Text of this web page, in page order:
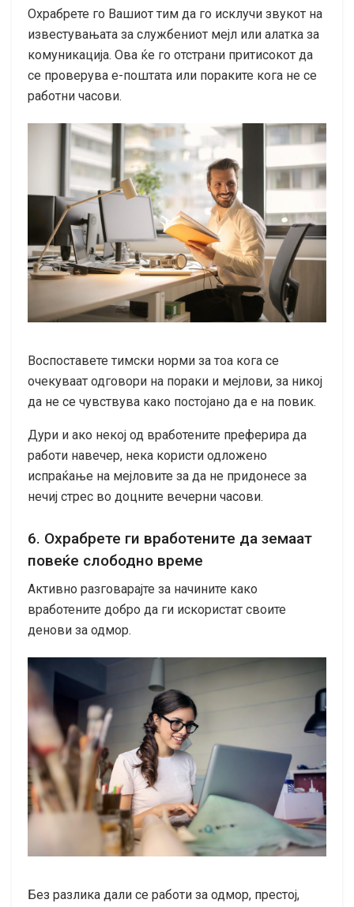
Охрабрете го Вашиот тим да го исклучи звукот на
известувањата за службениот мејл или алатка за
комуникација. Ова ќе го отстрани притисокот да
се проверува е-поштата или пораките кога не се
работни часови.
Воспоставете тимски норми за тоа кога се
очекуваат одговори на пораки и мејлови, за никој
да не се чувствува како постојано да е на повик.
Дури и ако некој од вработените преферира да
работи навечер, нека користи одложено
испраќање на мејловите за да не придонесе за
нечиј стрес во доцните вечерни часови.
6. Охрабрете ги вработените да земаат
повеќе слободно време
Активно разговарајте за начините како
вработените добро да ги искористат своите
денови за одмор.
Без разлика дали се работи за одмор, престој,